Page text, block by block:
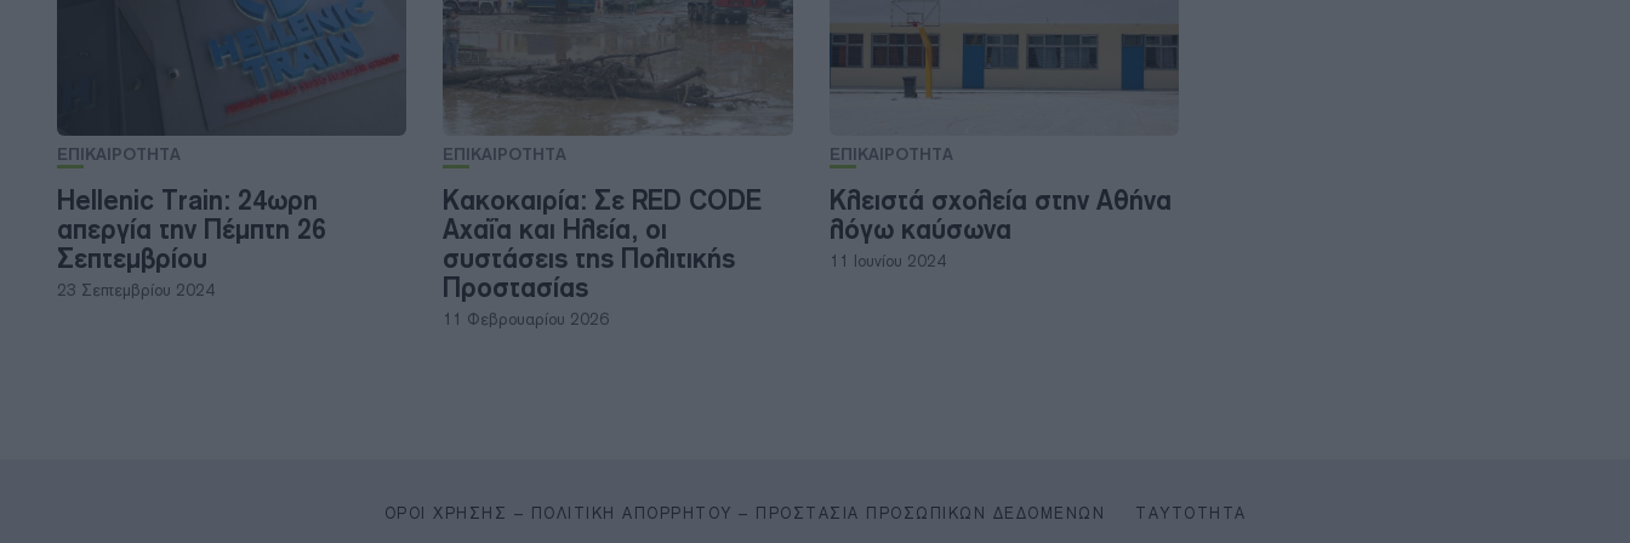
ΕΠΙΚΑΙΡΟΤΗΤΑ
Hellenic Train: 24ωρη
απεργία την Πέμπτη 26
Σεπτεμβρίου
23 Σεπτεμβρίου 2024
ΕΠΙΚΑΙΡΟΤΗΤΑ
Κακοκαιρία: Σε RED CODE
Αχαΐα και Ηλεία, οι
συστάσεις της Πολιτικής
Προστασίας
11 Φεβρουαρίου 2026
ΕΠΙΚΑΙΡΟΤΗΤΑ
Κλειστά σχολεία στην Αθήνα
λόγω καύσωνα
11 Ιουνίου 2024
ΌΡΟΙ ΧΡΉΣΗΣ – ΠΟΛΙΤΙΚΉ ΑΠΟΡΡΉΤΟΥ – ΠΡΟΣΤΑΣΊΑ ΠΡΟΣΩΠΙΚΏΝ ΔΕΔΟΜΈΝΩΝ ΤΑΥΤΌΤΗΤΑ